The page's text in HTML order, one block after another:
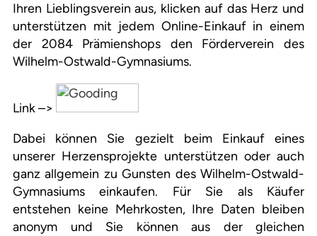
Ihren Lieblingsverein aus, klicken auf das Herz und
unterstützen mit jedem Online-Einkauf in einem
der 2084 Prämienshops den Förderverein des
Wilhelm-Ostwald-Gymnasiums.
Link –>
Dabei können Sie gezielt beim Einkauf eines
unserer Herzensprojekte unterstützen oder auch
ganz allgemein zu Gunsten des Wilhelm-Ostwald-
Gymnasiums einkaufen. Für Sie als Käufer
entstehen keine Mehrkosten, Ihre Daten bleiben
anonym und Sie können aus der gleichen